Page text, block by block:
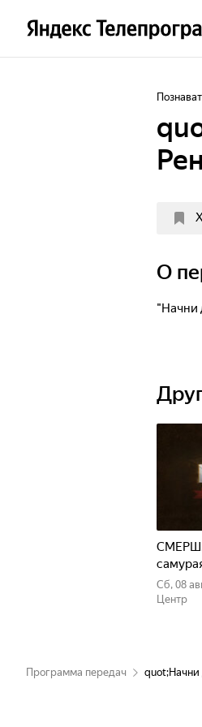
О
"Начни
СМЕРШ.
сб, 08
Центр
Программа передач quot;Начни